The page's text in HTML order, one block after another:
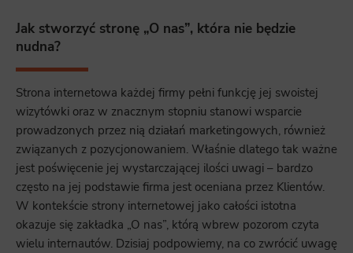
Jak stworzyć stronę „O nas”, która nie będzie
nudna?
Strona internetowa każdej firmy pełni funkcję jej swoistej
wizytówki oraz w znacznym stopniu stanowi wsparcie
prowadzonych przez nią działań marketingowych, również
związanych z pozycjonowaniem. Właśnie dlatego tak ważne
jest poświęcenie jej wystarczającej ilości uwagi – bardzo
często na jej podstawie firma jest oceniana przez Klientów.
W kontekście strony internetowej jako całości istotna
okazuje się zakładka „O nas”, którą wbrew pozorom czyta
wielu internautów. Dzisiaj podpowiemy, na co zwrócić uwagę